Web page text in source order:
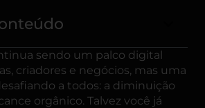
sendo um palco digital
criadores e negócios, mas uma
a todos: a diminuição
orgânico. Talvez você já